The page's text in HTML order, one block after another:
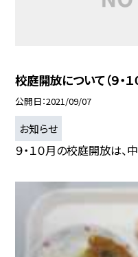
校庭開放について（９・１
公開日 2021/09/07
お知らせ
９・１０月の校庭開放は、